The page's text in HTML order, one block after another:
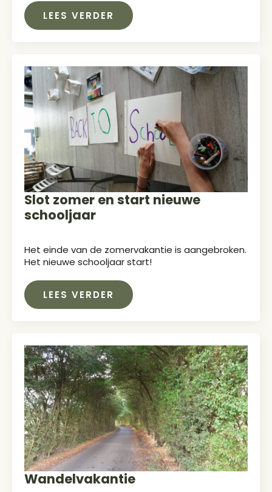
LEES VERDER
Slot zomer en start nieuwe
schooljaar
Het einde van de zomervakantie is aangebroken.
Het nieuwe schooljaar start!
LEES VERDER
Wandelvakantie